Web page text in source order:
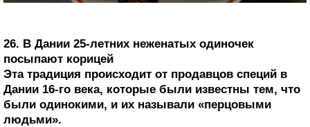
26. В Дании 25-летних неженатых одиночек
посыпают корицей
Эта традиция происходит от продавцов специй в
Дании 16-го века, которые были известны тем, что
были одинокими, и их называли «перцовыми
людьми».